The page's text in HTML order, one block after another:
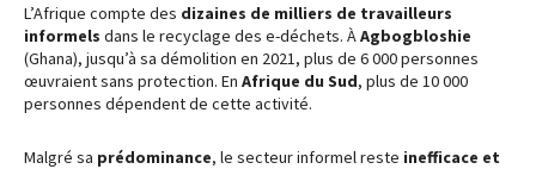
L’Afrique compte des dizaines de milliers de travailleurs
informels dans le recyclage des e-déchets. ÀAgbogbloshie
(Ghana), jusqu’à sa démolition en 2021, plus de 6 000 personnes
œuvraient sans protection. En Afrique du Sud, plus de 10 000
personnes dépendent de cette activité.
Malgré sa prédominance, le secteur informel reste inefficace et